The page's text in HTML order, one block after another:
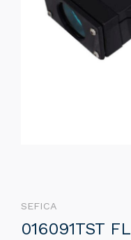
SEFICA
016091TST FL